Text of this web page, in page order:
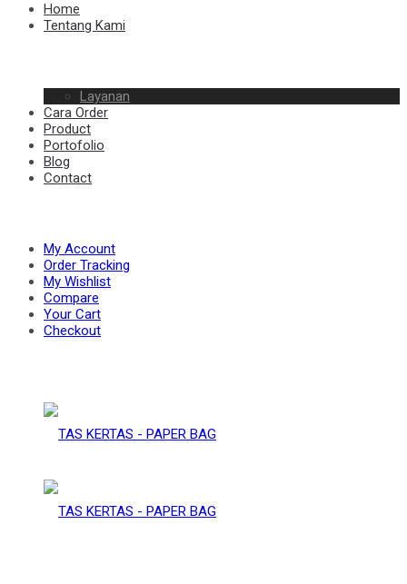
–
BAG
KERTAS
PAPER
BAG
Home
Tentang Kami
Layanan
Cara Order
Product
Portofolio
Blog
Contact
My Account
Order Tracking
My Wishlist
Compare
Your Cart
Checkout